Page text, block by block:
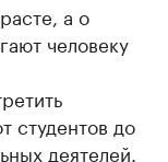
а о
человеку
студентов до
деятелей.